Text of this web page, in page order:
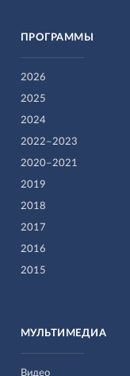
ПРОГРАММЫ
2026
2025
2024
2022–2023
2020–2021
2019
2018
2017
2016
2015
МУЛЬТИМЕДИА
Видео